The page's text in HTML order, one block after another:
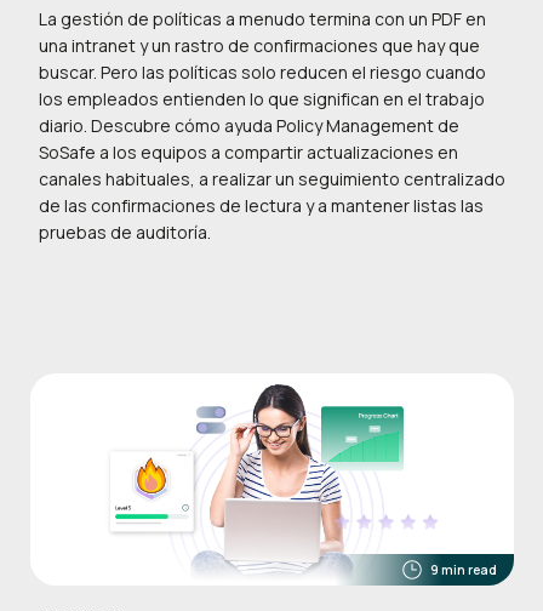
La gestión de políticas a menudo termina con un PDF en
una intranet y un rastro de confirmaciones que hay que
buscar. Pero las políticas solo reducen el riesgo cuando
los empleados entienden lo que significan en el trabajo
diario. Descubre cómo ayuda Policy Management de
SoSafe a los equipos a compartir actualizaciones en
canales habituales, a realizar un seguimiento centralizado
de las confirmaciones de lectura y a mantener listas las
pruebas de auditoría.
9 min read